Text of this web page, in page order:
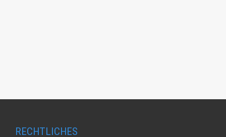
RECHTLICHES